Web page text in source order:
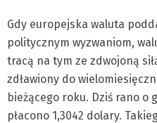
Gdy europejska waluta
politycznym wyzwaniom,
tracą na tym ze zdwojoną
zdławiony do
bieżącego roku. Dziś rano o
płacono 1,3042 dolary.